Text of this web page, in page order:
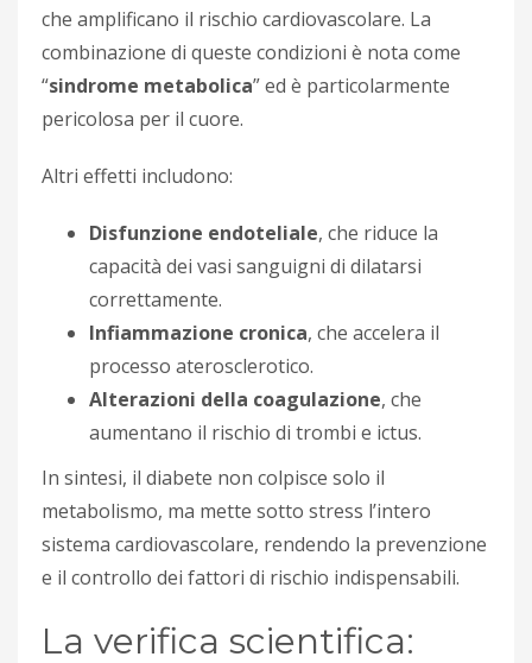
che amplificano il rischio cardiovascolare. La
combinazione di queste condizioni è nota come
“sindrome metabolica” ed è particolarmente
pericolosa per il cuore.
Altri effetti includono:
Disfunzione endoteliale, che riduce la
capacità dei vasi sanguigni di dilatarsi
correttamente.
Infiammazione cronica, che accelera il
processo aterosclerotico.
Alterazioni della coagulazione, che
aumentano il rischio di trombi e ictus.
In sintesi, il diabete non colpisce solo il
metabolismo, ma mette sotto stress l’intero
sistema cardiovascolare, rendendo la prevenzione
e il controllo dei fattori di rischio indispensabili.
La verifica scientifica: